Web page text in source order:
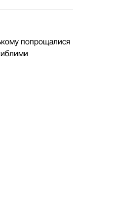
попрощалися